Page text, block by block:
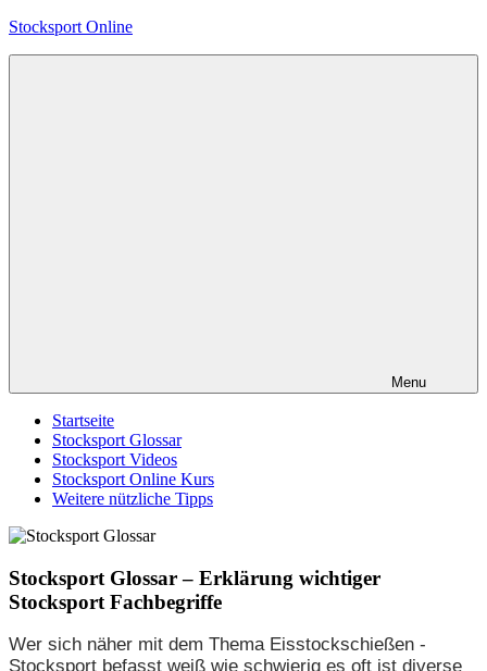
Skip
Stocksport Online
Menu
Startseite
Stocksport Glossar
Stocksport Videos
Stocksport Online Kurs
Weitere nützliche Tipps
Stocksport Glossar – Erklärung wichtiger
Stocksport Fachbegriffe
Wer sich näher mit dem Thema Eisstockschießen -
Stocksport befasst weiß wie schwierig es oft ist diverse